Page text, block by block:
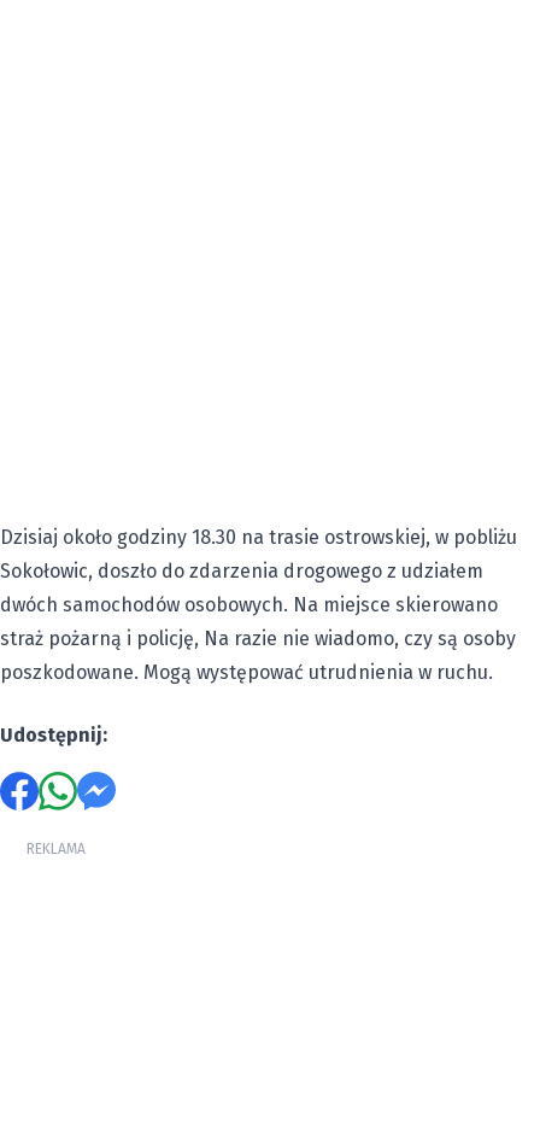
Dzisiaj około godziny 18.30 na trasie ostrowskiej, w pobliżu
Sokołowic, doszło do zdarzenia drogowego z udziałem
dwóch samochodów osobowych. Na miejsce skierowano
straż pożarną i policję, Na razie nie wiadomo, czy są osoby
poszkodowane. Mogą występować utrudnienia w ruchu.
Udostępnij:
REKLAMA